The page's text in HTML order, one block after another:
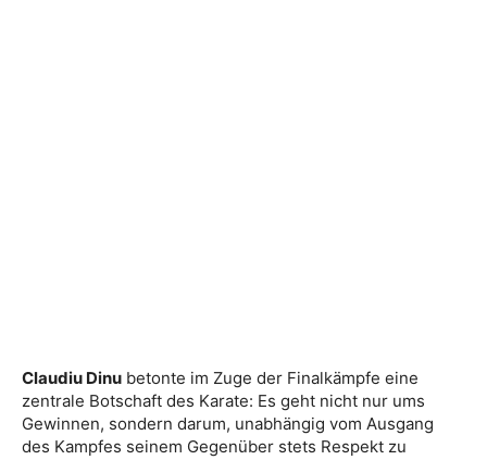
Claudiu Dinu betonte im Zuge der Finalkämpfe eine
zentrale Botschaft des Karate: Es geht nicht nur ums
Gewinnen, sondern darum, unabhängig vom Ausgang
des Kampfes seinem Gegenüber stets Respekt zu